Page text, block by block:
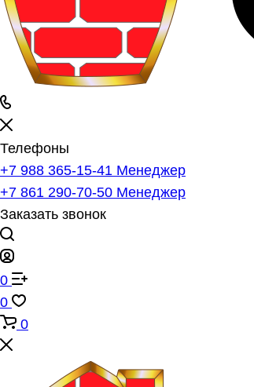
Телефоны
+7 988 365-15-41 Менеджер
+7 861 290-70-50 Менеджер
Заказать звонок
0
0
0